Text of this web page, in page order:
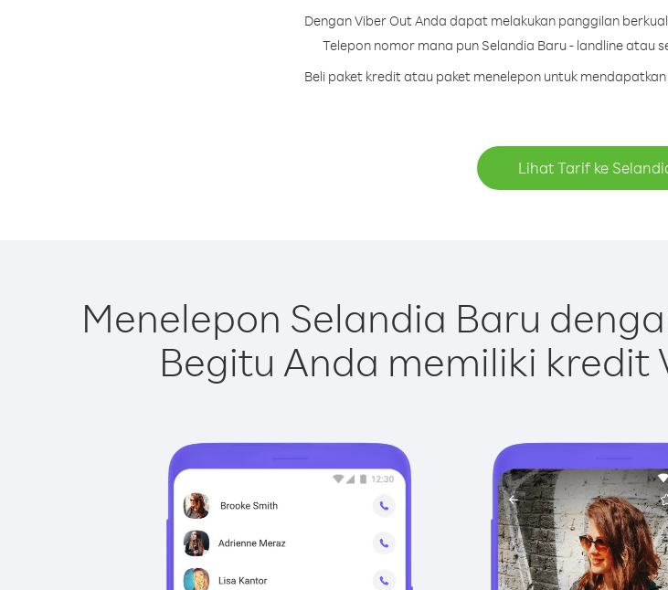
Dengan Viber Out Anda dapat melakukan panggilan
Telepon nomor mana pun Selandia Baru - landline atau
Beli paket kredit atau paket menelepon untuk
Lihat Tarif ke
Menelepon Selandia Baru
Begitu Anda memiliki kredit